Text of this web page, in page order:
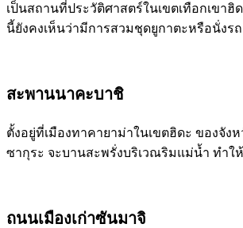
เป็นสถานที่ประวัติศาสตร์ในเขตเทือกเขา
นี้ยังคงเห็นว่ามีการสวมชุดยูกาตะหรือนั่งร
สะพานนาคะบาชิ
ตั้งอยู่ที่เมืองทาคายาม่าในเขตฮิดะ ของจั
ซากุระ จะบานสะพรั่งบริเวณริมแม่น้ำ ทำใ
ถนนเมืองเก่าซันมาจิ